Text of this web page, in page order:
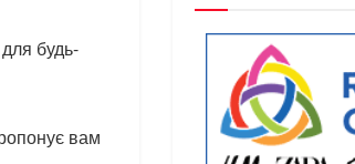
будь-
вам